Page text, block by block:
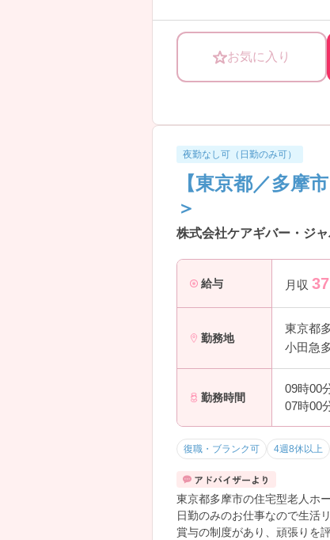
お気に入り
夜勤なし可（日勤のみ可）
【東京都／多摩
＞
株式会社ケアギバー・ジ
給与 月収
勤務地
東京都
小田急
勤務時間
09時00
07時00
復職・ブランク可 4週8休以上
東京都多摩市の住宅型老人ホ
日勤のみのお仕事なので生活
賞与の制度があり、頑張りを